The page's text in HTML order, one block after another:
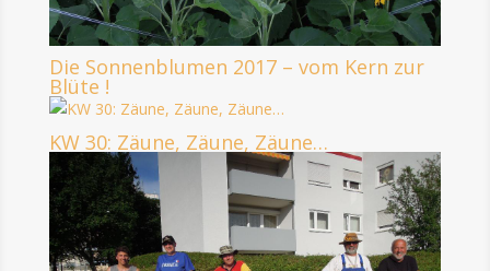
Die Sonnenblumen 2017 – vom Kern zur
Blüte !
KW 30: Zäune, Zäune, Zäune…